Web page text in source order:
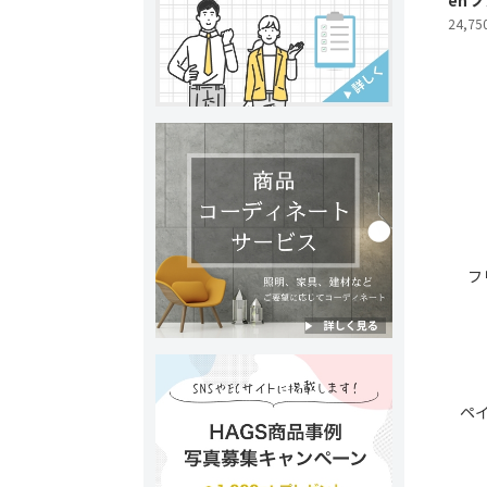
ペ